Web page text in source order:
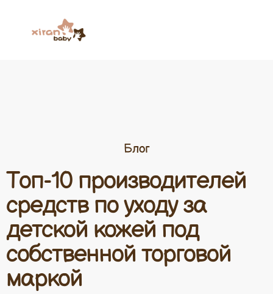
Блог
Топ-10 производителей
средств по уходу за
детской кожей под
собственной торговой
маркой